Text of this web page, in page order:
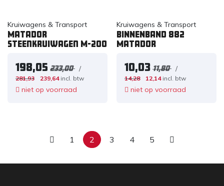
Kruiwagens & Transport
Matador
Steenkruiwagen M-200
198,05 233,00 /
281,93 239,64 incl. btw
niet op voorraad
Kruiwagens & Transport
BINNENBAND 882
Matador
10,03 11,80 /
14,28 12,14 incl. btw
niet op voorraad
1 2 3 4 5